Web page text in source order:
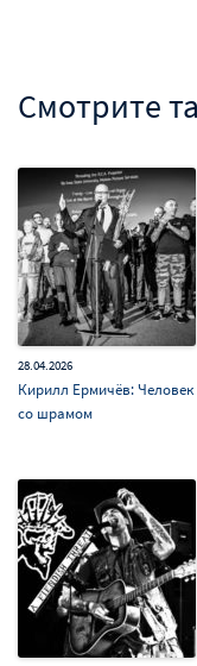
Смотрите
28.04.2026
Кирилл Ермичёв: Человек
со шрамом